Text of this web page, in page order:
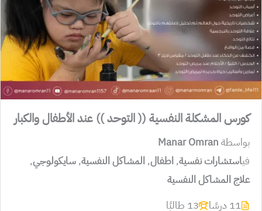
كورس المشكلة النفسية (( التوحد )) عند الأطفال والكبار
بواسطةManar Omran
استشارات نفسية,اطفال,المشاكل النفسية,سايكولوجي,
علاج المشاكل النفسية
11 درسًا
13 طالبًا